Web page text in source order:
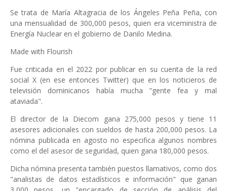
Se trata de María Altagracia de los Ángeles Peña Peña, con
una mensualidad de 300,000 pesos, quien era viceministra de
Energía Nuclear en el gobierno de Danilo Medina.
Made with Flourish
Fue criticada en el 2022 por publicar en su cuenta de la red
social X (en ese entonces Twitter) que en los noticieros de
televisión dominicanos había mucha "gente fea y mal
ataviada".
El director de la Diecom gana 275,000 pesos y tiene 11
asesores adicionales con sueldos de hasta 200,000 pesos. La
nómina publicada en agosto no especifica algunos nombres
como el del asesor de seguridad, quien gana 180,000 pesos.
Dicha nómina presenta también puestos llamativos, como dos
"analistas de datos estadísticos e información" que ganan